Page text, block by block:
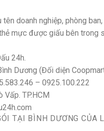
doanh nghiệp, phòng
mực được giấu bên trong
24h.
Dương (Đối diện
– 0925.100.222
Vấp. TP.HCM
TẠI BÌNH DƯƠNG CỦA